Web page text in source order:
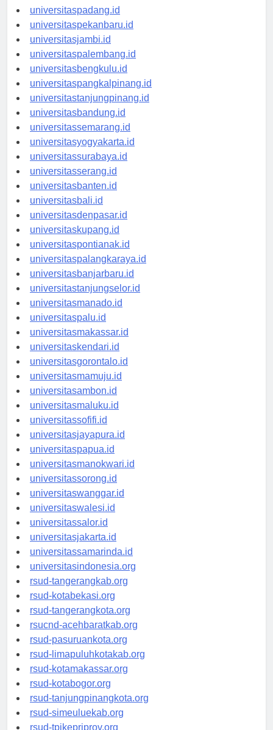
universitasmedan.id
universitaspadang.id
universitaspekanbaru.id
universitasjambi.id
universitaspalembang.id
universitasbengkulu.id
universitaspangkalpinang.id
universitastanjungpinang.id
universitasbandung.id
universitassemarang.id
universitasyogyakarta.id
universitassurabaya.id
universitasserang.id
universitasbanten.id
universitasbali.id
universitasdenpasar.id
universitaskupang.id
universitaspontianak.id
universitaspalangkaraya.id
universitasbanjarbaru.id
universitastanjungselor.id
universitasmanado.id
universitaspalu.id
universitasmakassar.id
universitaskendari.id
universitasgorontalo.id
universitasmamuju.id
universitasambon.id
universitasmaluku.id
universitassofifi.id
universitasjayapura.id
universitaspapua.id
universitasmanokwari.id
universitassorong.id
universitaswanggar.id
universitaswalesi.id
universitassalor.id
universitasjakarta.id
universitassamarinda.id
universitasindonesia.org
rsud-tangerangkab.org
rsud-kotabekasi.org
rsud-tangerangkota.org
rsucnd-acehbaratkab.org
rsud-pasuruankota.org
rsud-limapuluhkotakab.org
rsud-kotamakassar.org
rsud-kotabogor.org
rsud-tanjungpinangkota.org
rsud-simeuluekab.org